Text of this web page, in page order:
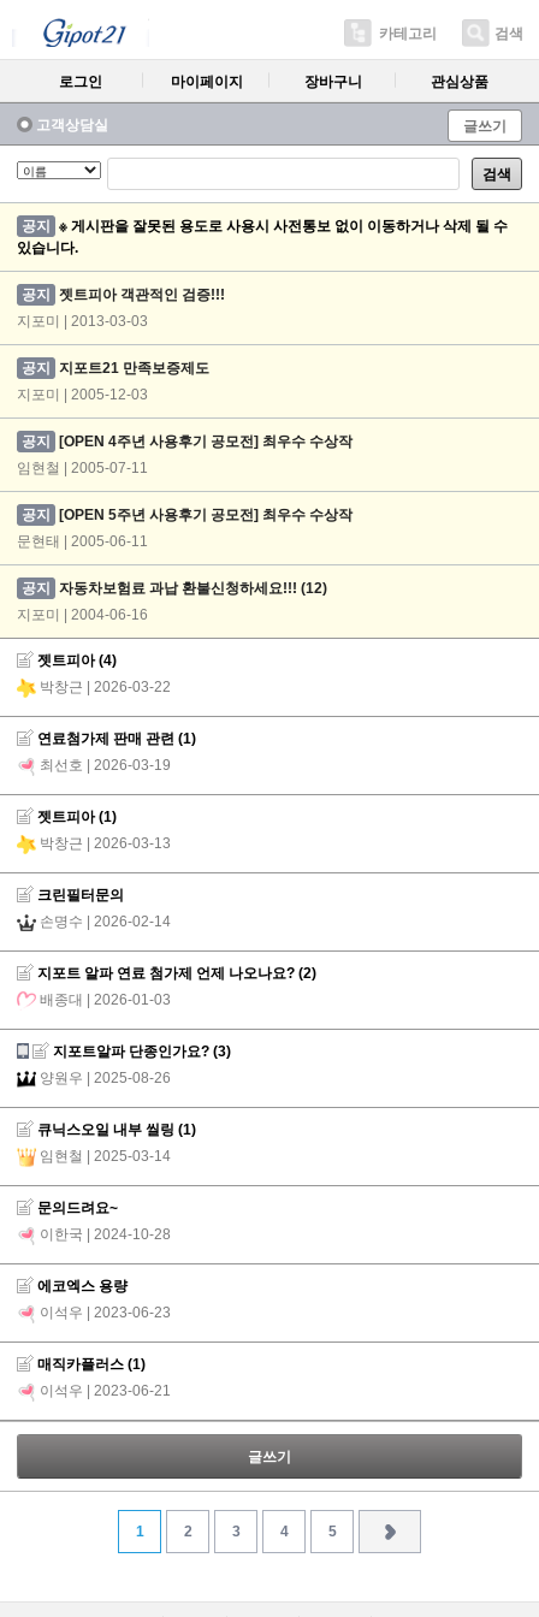
카테고리 검색
로그인 마이페이지 장바구니 관심상품
고객상담실 글쓰기
검색
공지
※ 게시판을 잘못된 용도로 사용시 사전통보 없이 이동하거나 삭제 될 수
있습니다.
공지
젯트피아 객관적인 검증!!!
지포미 | 2013-03-03
공지
지포트21 만족보증제도
지포미 | 2005-12-03
공지
[OPEN 4주년 사용후기 공모전] 최우수 수상작
임현철 | 2005-07-11
공지
[OPEN 5주년 사용후기 공모전] 최우수 수상작
문현태 | 2005-06-11
공지 자동차보험료 과납 환불신청하세요!!! (12)
지포미 | 2004-06-16
젯트피아(4)
박창근
| 2026-03-22
연료첨가제 판매 관련 (1)
최선호
| 2026-03-19
젯트피아(1)
박창근
| 2026-03-13
크린필터문의
손명수
| 2026-02-14
지포트 알파 연료 첨가제 언제 나오나요? (2)
배종대
| 2026-01-03
지포트알파 단종인가요? (3)
양원우
| 2025-08-26
큐닉스오일 내부 씰링 (1)
임현철
| 2025-03-14
문의드려요~
이한국
| 2024-10-28
에코엑스 용량
이석우
| 2023-06-23
매직카플러스 (1)
이석우
| 2023-06-21
글쓰기
1 2 3 4 5